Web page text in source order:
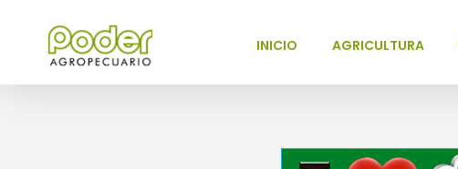
INICIO AGRICULTURA